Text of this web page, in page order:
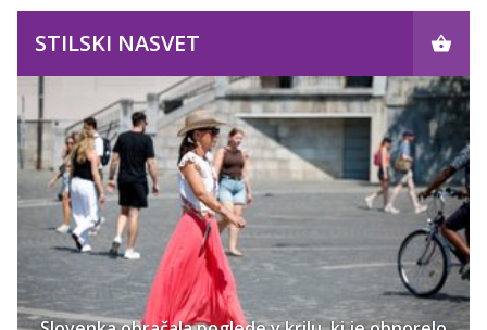
STILSKI NASVET